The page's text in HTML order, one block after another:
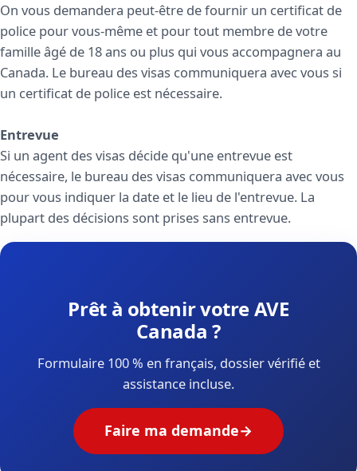
On vous demandera peut-être de fournir un certificat de
police pour vous-même et pour tout membre de votre
famille âgé de 18 ans ou plus qui vous accompagnera au
Canada. Le bureau des visas communiquera avec vous si
un certificat de police est nécessaire.
Entrevue
Si un agent des visas décide qu'une entrevue est
nécessaire, le bureau des visas communiquera avec vous
pour vous indiquer la date et le lieu de l'entrevue. La
plupart des décisions sont prises sans entrevue.
Prêt à obtenir votre AVE
Canada ?
Formulaire 100 % en français, dossier vérifié et
assistance incluse.
Faire ma demande→